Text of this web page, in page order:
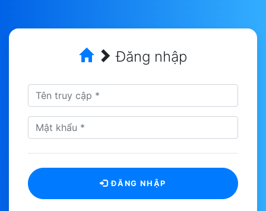
Đăng nhập
ĐĂNG NHẬP